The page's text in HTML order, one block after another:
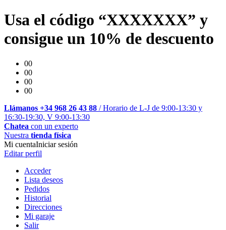
Usa el código “XXXXXXX” y
consigue un 10% de descuento
00
00
00
00
Llámanos +34 968 26 43 88 / Horario de L-J de 9:00-13:30 y
16:30-19:30, V 9:00-13:30
Chatea con un experto
Nuestra tienda física
Mi cuentaIniciar sesión
Editar perfil
Acceder
Lista deseos
Pedidos
Historial
Direcciones
Mi garaje
Salir